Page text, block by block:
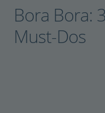
Bora Bora:
Must-Dos